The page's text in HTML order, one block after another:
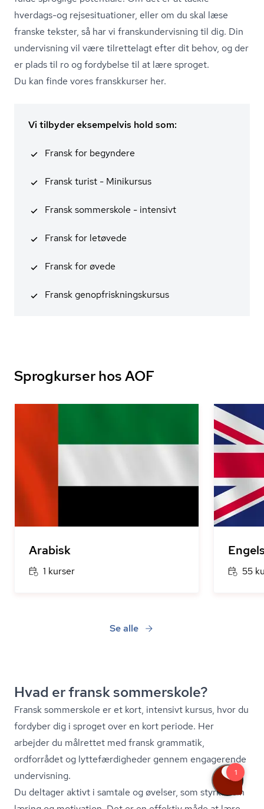
hverdags-og rej­se­si­tu­a­tio­ner, eller om du skal læse
franske tekster, så har vi fran­skun­der­vis­ning til dig. Din
undervisning vil være tilrettelagt efter dit behov, og der
er plads til ro og fordybelse til at lære sproget.
Du kan finde vores franskkurser her.
Vi tilbyder eksempelvis hold som:
Fransk for begyndere
Fransk turist - Minikursus
Fransk sommerskole - intensivt
Fransk for letøvede
Fransk for øvede
Fransk genop­frisk­nings­kur­sus
Sprogkurser hos AOF
Arabisk
1 kurser 55
Se alle
Hvad er fransk sommerskole?
Fransk sommerskole er et kort, intensivt kursus, hvor du
fordyber dig i sproget over en kort periode. Her
arbejder du målrettet med fransk grammatik,
ordforrådet og lyt­te­fær­dig­he­der gennem engagerende
undervisning.
Du deltager aktivt i samtale og øvelser, som styrker din